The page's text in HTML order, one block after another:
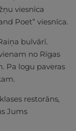
viesnīca
Poet” viesnīca.
bulvārī.
no Rīgas
Pa logu paveras
restorāns,
Jums